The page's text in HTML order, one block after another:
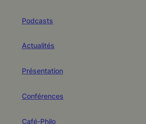
Podcasts
Actualités
Présentation
Conférences
Café-Philo